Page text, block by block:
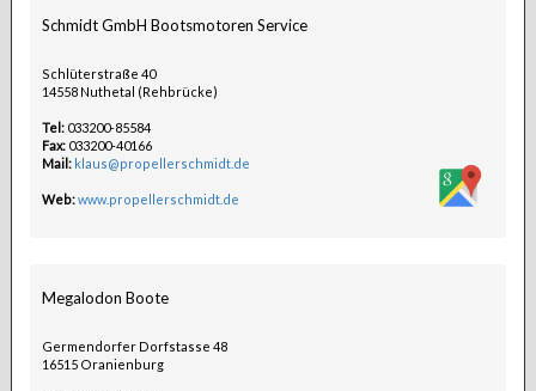
Schmidt GmbH Bootsmotoren Service
Schlüterstraße 40
14558 Nuthetal (Rehbrücke)
Tel:033200-85584
Fax:033200-40166
Mail: klaus@propellerschmidt.de
Web:www.propellerschmidt.de
Megalodon Boote
Germendorfer Dorfstasse 48
16515 Oranienburg